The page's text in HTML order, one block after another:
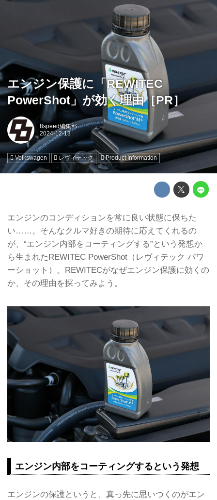
エンジン保護に「REWITEC
PowerShot」が効く理由［PR］
8speed編集部
Volkswagen レヴィテック Product Information
エンジンのコンディションを常に良い状態に保ちた
い……。そんなクルマ好きの期待に応えてくれるの
が、“エンジン内部をコーティングする”という発想か
ら生まれたREWITEC PowerShot（レヴィテック パワ
ーショット）。REWITECがなぜエンジン保護に効くの
か、その理由を探ってみよう。
エンジン内部をコーティングするという発想
エンジンの保護というと、真っ先に思いつくのがエン